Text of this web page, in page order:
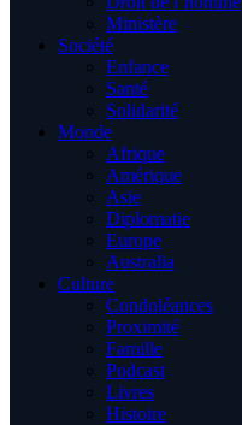
Ministère
Société
Enfance
Santé
Solidarité
Monde
Afrique
Amérique
Asie
Diplomatie
Europe
Australia
Culture
Condoléances
Proximité
Famille
Podcast
Livres
Histoire